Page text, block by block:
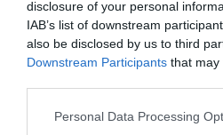
disclosure of your personal
IAB’s list of downstream
also be disclosed by us to third
Downstream Participants that may
Personal Data Processing
FAIRE UN
Appel aux